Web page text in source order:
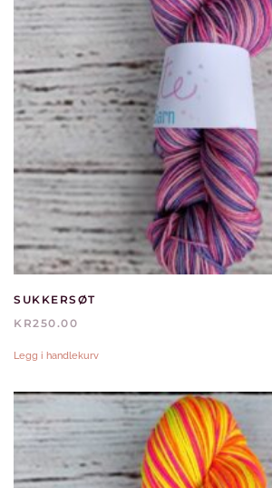
SUKKERSØT
KR250.00
Legg i handlekurv